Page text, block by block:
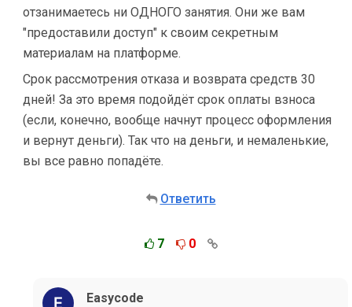
отзанимаетесь ни ОДНОГО занятия. Они же вам
"предоставили доступ" к своим секретным
материалам на платформе.
Срок рассмотрения отказа и возврата средств 30
дней! За это время подойдёт срок оплаты взноса
(если, конечно, вообще начнут процесс оформления
и вернут деньги). Так что на деньги, и немаленькие,
вы все равно попадёте.
Ответить
7 0
Easycode